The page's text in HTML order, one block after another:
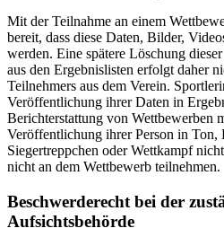
Mit der Teilnahme an einem
bereit, dass diese Daten, Bilder,
werden. Eine spätere Löschung
aus den Ergebnislisten erfolgt daher
Teilnehmers aus dem Verein.
Veröffentlichung ihrer Daten in
Berichterstattung von Wettbewerben
Veröffentlichung ihrer Person in
Siegertreppchen oder Wettkampf
nicht an dem Wettbewerb teilnehmen.
Beschwerderecht bei der
Aufsichtsbehörde